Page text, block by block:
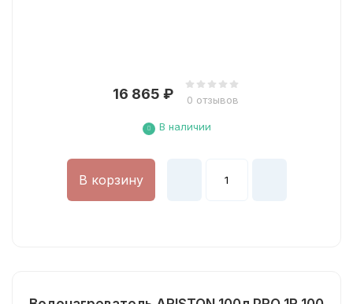
16 865 ₽ 0 отзывов
В наличии
В корзину